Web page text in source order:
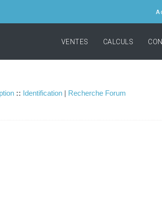
VENTES CALCULS
:: Identification | Recherche Forum